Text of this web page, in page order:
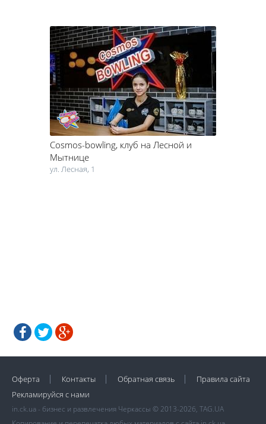
спортбаре Черкасс вы не только отдохнете с комфортом, а еще и
сможете посмотреть игры на большом экране в компании друзей
и попробуете вкусные закуски к пиву по демократичным ценам!
Выбирайте свой любимый спортбар – и вопрос, где посмотреть
футбол с друзьями, больше не будет вас беспокоить. Хотите
погрузиться в атмосферу драйва, спорта и позитива – приходите
в спортивные бары Черкасс!
Cosmos-bowling, клуб на Лесной и
Мытнице
ул. Лесная, 1
Оферта Контакты Обратная связь
Правила сайта
Рекламируйся с нами
in.ck.ua - бизнес и развлечения Черкассы © 2013-2026, TAG.UA